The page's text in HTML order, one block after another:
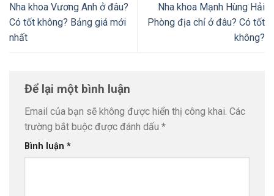
Nha khoa Vương Anh ở đâu?
Có tốt không? Bảng giá mới
nhất
Nha khoa Mạnh Hùng Hải
Phòng địa chỉ ở đâu? Có tốt
không?
Để lại một bình luận
Email của bạn sẽ không được hiển thị công khai. Các
trường bắt buộc được đánh dấu *
Bình luận *